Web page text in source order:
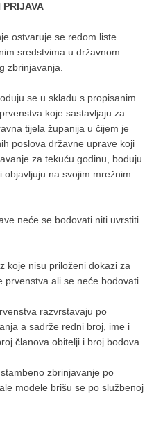
PRIJAVA
ostvaruje se redom liste
sredstvima u državnom
zbrinjavanja.
se u skladu s propisanim
koje sastavljaju za
tijela županija u čijem je
poslova državne uprave koji
za tekuću godinu, boduju
na svojim mrežnim
neće se bodovati niti uvrstiti
koje nisu priloženi dokazi za
ali se neće bodovati.
razvrstavaju po
a sadrže redni broj, ime i
članova obitelji i broj bodova.
zbrinjavanje po
modele brišu se po službenoj